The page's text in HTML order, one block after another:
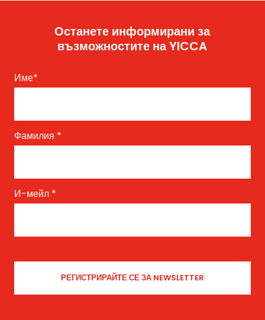
Останете информирани за
възможностите на YICCA
Име*
Фамилия *
И-мейл *